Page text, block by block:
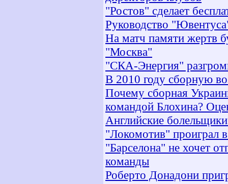
"Ростов" сделает
Руководство
На матч памяти жертв
"Москва"
"СКА-Энергия"
В 2010 году сборную
Почему сборная
командой Блохина?
Английские
"Локомотив" проиграл
"Барселона" не хочет
команды
Роберто Донадони